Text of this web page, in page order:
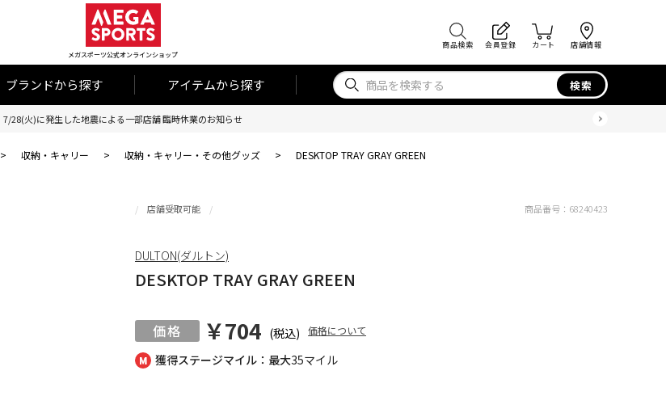
メガスポーツ公式オンラインショップ
商品検索 会員登録 カート 店舗情報
ブランドから探す アイテムから探す 検索
7/28(火)に発生した地震による一部店舗 臨時休業のお知らせ
> 収納・キャリー > 収納・キャリー・その他グッズ > DESKTOP TRAY GRAY GREEN
獲得ステージマイル：最大35マイル
店舗受取可能
DESKTOP TRAY GRAY GREEN
￥704 (税込) 価格について
商品番号： 68240423
DULTON(ダルトン)